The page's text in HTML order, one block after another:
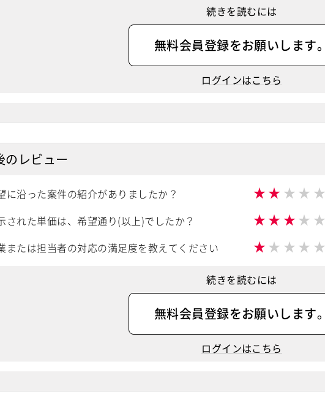
続きを読むには
無料会員登録をお願いします。
ログインはこちら
のレビュー
に沿った案件の紹介がありましたか？ ★ ★ ★ ★ ★
された単価は、希望通り(以上)でしたか？ ★ ★ ★ ★ ★
または担当者の対応の満足度を教えてください ★ ★ ★ ★ ★
続きを読むには
無料会員登録をお願いします。
ログインはこちら